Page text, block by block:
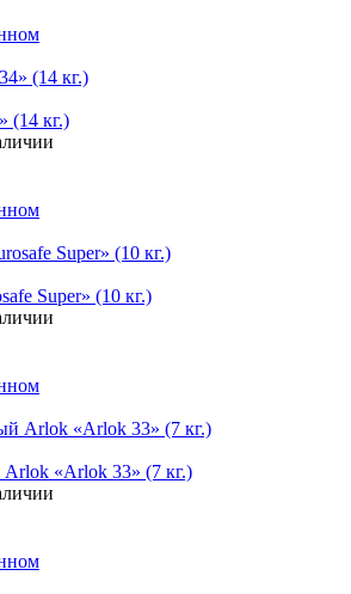
(14 кг.)
Super» (10 кг.)
«Arlok 33» (7 кг.)